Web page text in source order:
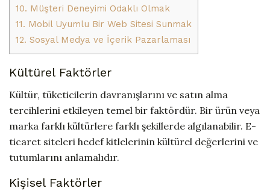
10. Müşteri Deneyimi Odaklı Olmak
11. Mobil Uyumlu Bir Web Sitesi Sunmak
12. Sosyal Medya ve İçerik Pazarlaması
Kültürel Faktörler
Kültür, tüketicilerin davranışlarını ve satın alma
tercihlerini etkileyen temel bir faktördür. Bir ürün veya
marka farklı kültürlere farklı şekillerde algılanabilir. E-
ticaret siteleri hedef kitlelerinin kültürel değerlerini ve
tutumlarını anlamalıdır.
Kişisel Faktörler